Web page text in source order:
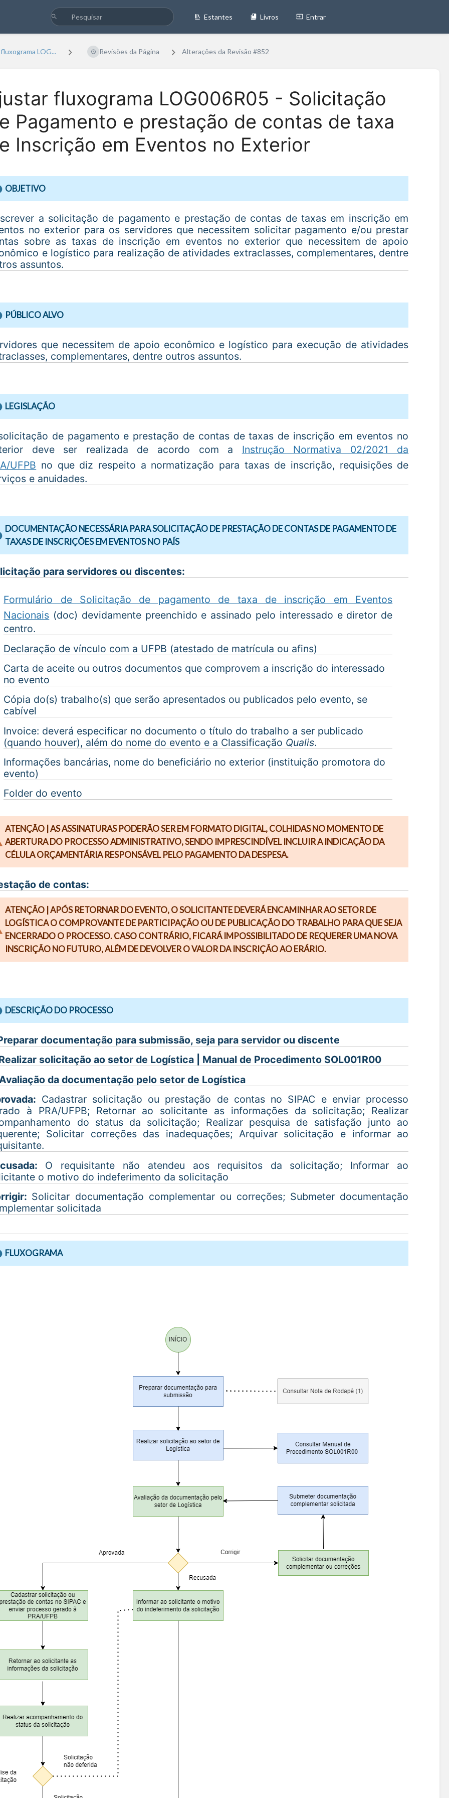
Estantes Livros Entrar
LOG... Revisões da Página Alterações da Revisão #852
fluxograma LOG006R05 - Solicitação
Pagamento e prestação de contas de taxa
Inscrição em Eventos no Exterior
OBJETIVO
a solicitação de pagamento e prestação de contas de taxas em inscrição em
no exterior para os servidores que necessitem solicitar pagamento e/ou prestar
sobre as taxas de inscrição em eventos no exterior que necessitem de apoio
e logístico para realização de atividades extraclasses, complementares, dentre
assuntos.
PÚBLICO ALVO
que necessitem de apoio econômico e logístico para execução de atividades
complementares, dentre outros assuntos.
LEGISLAÇÃO
de pagamento e prestação de contas de taxas de inscrição em eventos no
deve ser realizada de acordo com a Instrução Normativa 02/2021 da
UFPB no que diz respeito a normatização para taxas de inscrição, requisições de
e anuidades.
DOCUMENTAÇÃO NECESSÁRIA PARA SOLICITAÇÃO DE PRESTAÇÃO DE CONTAS DE PAGAMENTO DE
TAXAS DE INSCRIÇÕES EM EVENTOS NO PAÍS
para servidores ou discentes:
Formulário de Solicitação de pagamento de taxa de inscrição em Eventos
Nacionais (doc) devidamente preenchido e assinado pelo interessado e diretor de
centro.
Declaração de vínculo com a UFPB (atestado de matrícula ou afins)
Carta de aceite ou outros documentos que comprovem a inscrição do interessado
no evento
Cópia do(s) trabalho(s) que serão apresentados ou publicados pelo evento, se
cabível
Invoice: deverá especificar no documento o título do trabalho a ser publicado
(quando houver), além do nome do evento e a Classificação Qualis.
Informações bancárias, nome do beneficiário no exterior (instituição promotora do
evento)
Folder do evento
ATENÇÃO |AS ASSINATURAS PODERÃO SER EM FORMATO DIGITAL, COLHIDAS NO MOMENTO DE
ABERTURA DO PROCESSO ADMINISTRATIVO, SENDO IMPRESCINDÍVEL INCLUIR A INDICAÇÃO DA
CÉLULA ORÇAMENTÁRIA RESPONSÁVEL PELO PAGAMENTO DA DESPESA.
de contas:
ATENÇÃO | APÓS RETORNAR DO EVENTO, O SOLICITANTE DEVERÁ ENCAMINHAR AO SETOR DE
LOGÍSTICA O COMPROVANTE DE PARTICIPAÇÃO OU DE PUBLICAÇÃO DO TRABALHO PARA QUE SEJA
ENCERRADO O PROCESSO. CASO CONTRÁRIO, FICARÁ IMPOSSIBILITADO DE REQUERER UMA NOVA
INSCRIÇÃO NO FUTURO, ALÉM DE DEVOLVER O VALOR DA INSCRIÇÃO AO ERÁRIO.
DESCRIÇÃO DO PROCESSO
documentação para submissão, seja para servidor ou discente
solicitação ao setor de Logística | Manual de Procedimento SOL001R00
da documentação pelo setor de Logística
Cadastrar solicitação ou prestação de contas no SIPAC e enviar processo
à PRA/UFPB; Retornar ao solicitante as informações da solicitação; Realizar
do status da solicitação; Realizar pesquisa de satisfação junto ao
Solicitar correções das inadequações; Arquivar solicitação e informar ao
O requisitante não atendeu aos requisitos da solicitação; Informar ao
o motivo do indeferimento da solicitação
Solicitar documentação complementar ou correções; Submeter documentação
solicitada
FLUXOGRAMA